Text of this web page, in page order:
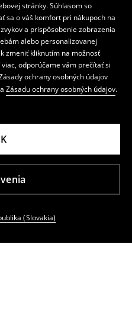
stránky. Súhlasom so
sa o váš komfort pri nákupoch na
a prispôsobenie zobrazenia
alebo personalizovanej
zmeniť kliknutím na možnosť
odporúčame vám prečítať si
ochrany osobných údajov
a Zásadu ochrany osobných údajov.
(Slovakia)